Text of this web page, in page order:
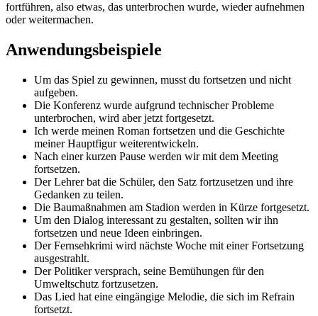
fortführen, also etwas, das unterbrochen wurde, wieder aufnehmen
oder weitermachen.
Anwendungsbeispiele
Um das Spiel zu gewinnen, musst du fortsetzen und nicht
aufgeben.
Die Konferenz wurde aufgrund technischer Probleme
unterbrochen, wird aber jetzt fortgesetzt.
Ich werde meinen Roman fortsetzen und die Geschichte
meiner Hauptfigur weiterentwickeln.
Nach einer kurzen Pause werden wir mit dem Meeting
fortsetzen.
Der Lehrer bat die Schüler, den Satz fortzusetzen und ihre
Gedanken zu teilen.
Die Baumaßnahmen am Stadion werden in Kürze fortgesetzt.
Um den Dialog interessant zu gestalten, sollten wir ihn
fortsetzen und neue Ideen einbringen.
Der Fernsehkrimi wird nächste Woche mit einer Fortsetzung
ausgestrahlt.
Der Politiker versprach, seine Bemühungen für den
Umweltschutz fortzusetzen.
Das Lied hat eine eingängige Melodie, die sich im Refrain
fortsetzt.